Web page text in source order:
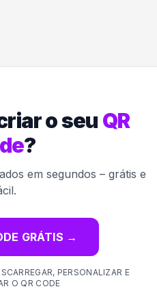
o seu QR
?
em segundos – grátis e
GRÁTIS →
PERSONALIZAR E
O QR CODE